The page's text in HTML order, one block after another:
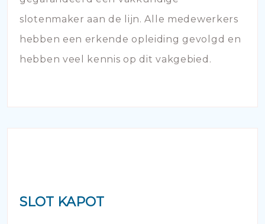
slotenmaker aan de lijn. Alle medewerkers
hebben een erkende opleiding gevolgd en
hebben veel kennis op dit vakgebied.
SLOT KAPOT